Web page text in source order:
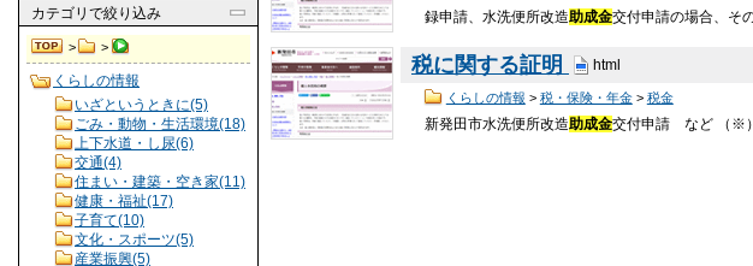
カテゴリ で絞り込み
> >
くらしの情報
いざというときに(5)
ごみ・動物・生活環境(18)
上下水道・し尿(6)
交通(4)
住まい・建築・空き家(11)
健康・福祉(17)
子育て(10)
文化・スポーツ(5)
産業振興(5)
録申請、水洗便所改造助成金交付申請の場合、そ
税に関する証明 html
くらしの情報 > 税・保険・年金> 税金
新発田市水洗便所改造助成金交付申請 など （※）